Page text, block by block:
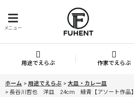
メニュー
用途でえらぶ 作家でえらぶ
ホーム > 用途でえらぶ > 大皿・カレー皿
> 長谷川哲也 洋皿 24cm 緑青【アソート作品】